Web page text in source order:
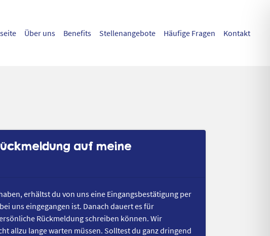
Über uns Benefits Stellenangebote Häufige Fragen Kontakt
auf meine
erhältst du von uns eine Eingangsbestätigung per
uns eingegangen ist. Danach dauert es für
Rückmeldung schreiben können. Wir
allzu lange warten müssen. Solltest du ganz dringend